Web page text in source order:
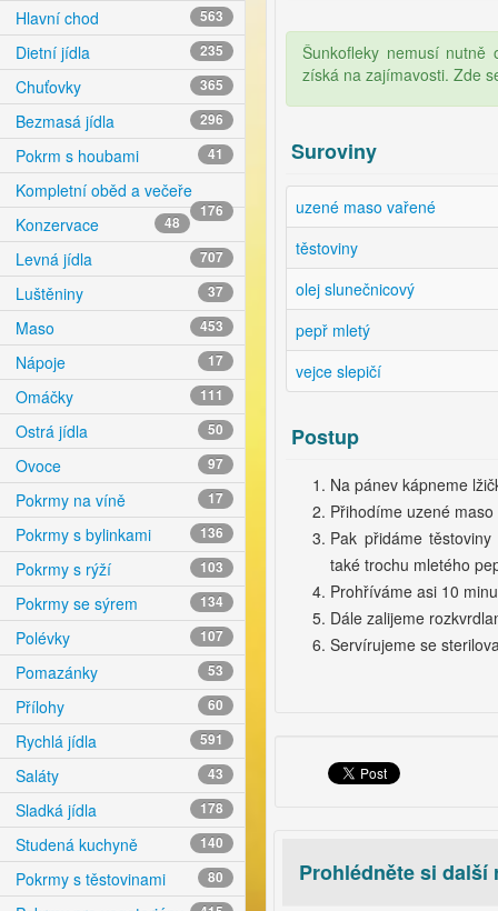
Hlavní chod 563
Dietní jídla 235
Chuťovky 365
Bezmasá jídla 296
Pokrm s houbami 41
Kompletní oběd a večeře
176
Konzervace 48
Levná jídla 707
Luštěniny 37
Maso 453
Nápoje 17
Omáčky 111
Ostrá jídla 50
Ovoce 97
Pokrmy na víně 17
Pokrmy s bylinkami 136
Pokrmy s rýží 103
Pokrmy se sýrem 134
Polévky 107
Pomazánky 53
Přílohy 60
Rychlá jídla 591
Saláty 43
Sladká jídla 178
Studená kuchyně 140
Pokrmy s těstovinami 80
Šunkofleky nemusí nutně
získá na zajímavosti. Zde
Suroviny
uzené maso vařené
těstoviny
olej slunečnicový
pepř mletý
vejce slepičí
Postup
Na pánev kápneme
Přihodíme uzené
Pak přidáme
také trochu mletého
Prohříváme asi 10
Dále zalijeme
Servírujeme se
Prohlédněte si další